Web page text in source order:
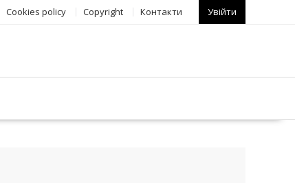
Сookies policy Copyright Контакти Увійти